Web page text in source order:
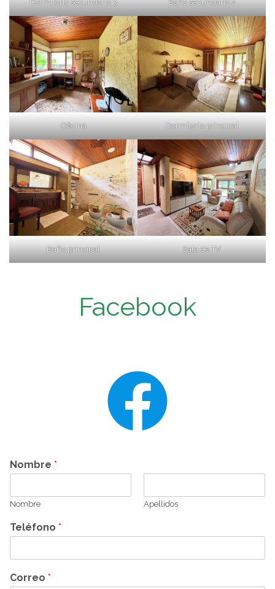
Dormitorio secundario 3 Baño secundario 2
Oficina Dormitorio principal
Baño principal Sala de TV
Facebook
Nombre *
Nombre Apellidos
Teléfono *
Correo *